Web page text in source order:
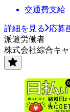
交通費支給
詳細を見る
応募
派遣労働者
株式会社綜合キ